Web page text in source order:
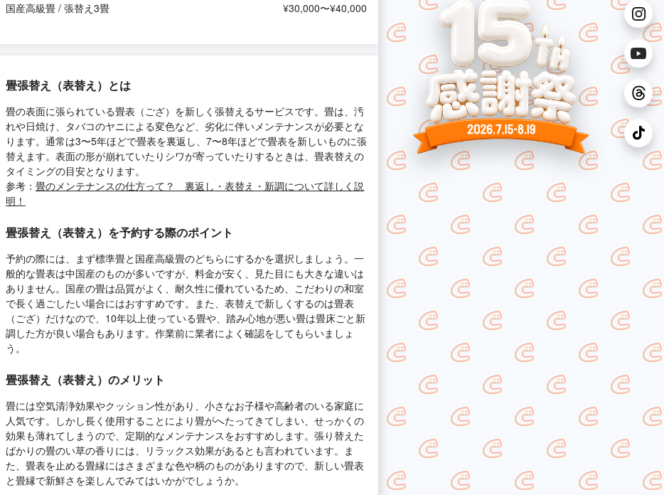
国産高級畳 / 張替え3畳
¥30,000〜¥40,000
畳張替え（表替え）とは
畳の表面に張られている畳表（ござ）を新しく張替えるサービスです。畳は、汚
れや日焼け、タバコのヤニによる変色など、劣化に伴いメンテナンスが必要とな
ります。通常は3〜5年ほどで畳表を裏返し、7〜8年ほどで畳表を新しいものに張
替えます。表面の形が崩れていたりシワが寄っていたりするときは、畳表替えの
タイミングの目安となります。
参考： 畳のメンテナンスの仕方って？ 裏返し・表替え・新調について詳しく説
明！
畳張替え（表替え）を予約する際のポイント
予約の際には、まず標準畳と国産高級畳のどちらにするかを選択しましょう。一
般的な畳表は中国産のものが多いですが、料金が安く、見た目にも大きな違いは
ありません。国産の畳は品質がよく、耐久性に優れているため、こだわりの和室
で長く過ごしたい場合にはおすすめです。また、表替えで新しくするのは畳表
（ござ）だけなので、10年以上使っている畳や、踏み心地が悪い畳は畳床ごと新
調した方が良い場合もあります。作業前に業者によく確認をしてもらいましょ
う。
畳張替え（表替え）のメリット
畳には空気清浄効果やクッション性があり、小さなお子様や高齢者のいる家庭に
人気です。しかし長く使用することにより畳がへたってきてしまい、せっかくの
効果も薄れてしまうので、定期的なメンテナンスをおすすめします。張り替えた
ばかりの畳のい草の香りには、リラックス効果があるとも言われています。ま
た、畳表を止める畳縁にはさまざまな色や柄のものがありますので、新しい畳表
と畳縁で新鮮さを楽しんでみてはいかがでしょうか。